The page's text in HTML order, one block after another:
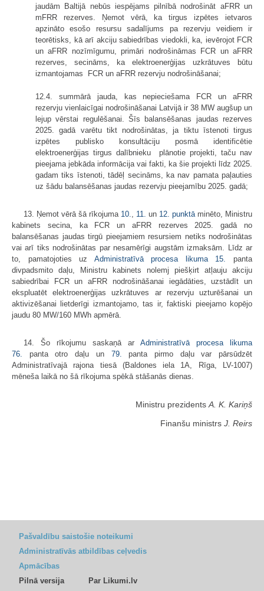
jaudām Baltijā nebūs iespējams pilnībā nodrošināt aFRR un
mFRR rezerves. Ņemot vērā, ka tirgus izpētes ietvaros
apzināto esošo resursu sadalījums pa rezervju veidiem ir
teorētisks, kā arī akciju sabiedrības viedokli, ka, ievērojot FCR
un aFRR nozīmīgumu, primāri nodrošināmas FCR un aFRR
rezerves, secināms, ka elektroenerģijas uzkrātuves būtu
izmantojamas FCR un aFRR rezervju nodrošināšanai;
12.4. summārā jauda, kas nepieciešama FCR un aFRR
rezervju vienlaicīgai nodrošināšanai Latvijā ir 38 MW augšup un
lejup vērstai regulēšanai. Šīs balansēšanas jaudas rezerves
2025. gadā varētu tikt nodrošinātas, ja tiktu īstenoti tirgus
izpētes publisko konsultāciju posmā identificētie
elektroenerģijas tirgus dalībnieku plānotie projekti, taču nav
pieejama jebkāda informācija vai fakti, ka šie projekti līdz 2025.
gadam tiks īstenoti, tādēļ secināms, ka nav pamata paļauties
uz šādu balansēšanas jaudas rezervju pieejamību 2025. gadā;
13. Ņemot vērā šā rīkojuma 10. 11. un 12. punktā minēto, Ministru
kabinets secina, ka FCR un aFRR rezerves 2025. gadā no
balansēšanas jaudas tirgū pieejamiem resursiem netiks nodrošinātas
vai arī tiks nodrošinātas par nesamērīgi augstām izmaksām. Līdz ar
to, pamatojoties uz Administratīvā procesa likuma 15.
panta
divpadsmito daļu, Ministru kabinets nolemj piešķirt atļauju akciju
sabiedrībai FCR un aFRR nodrošināšanai iegādāties, uzstādīt un
ekspluatēt elektroenerģijas uzkrātuves ar rezervju uzturēšanai un
aktivizēšanai lietderīgi izmantojamo, tas ir, faktiski pieejamo kopējo
jaudu 80 MW/160 MWh apmērā.
14. Šo rīkojumu saskaņā ar Administratīvā procesa likuma
76.
panta otro daļu un 79.
panta pirmo daļu var pārsūdzēt
Administratīvajā rajona tiesā (Baldones iela 1A, Rīga, LV-1007)
mēneša laikā no šā rīkojuma spēkā stāšanās dienas.
Ministru prezidents A. K. Kariņš
Finanšu ministrs J. Reirs
Pašvaldību saistošie noteikumi
Administratīvās atbildības ceļvedis
Apmācības
Pilnā versija
Par Likumi.lv